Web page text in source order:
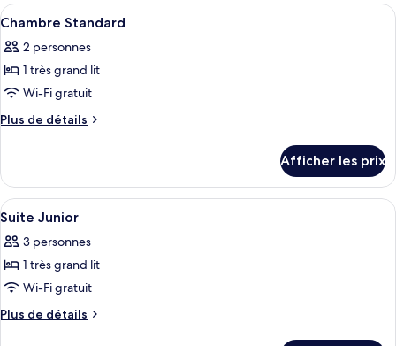
Afficher
toutes
les
photos
pour
ce
chambre :
Chambre
Standard
Une chambre d’hôtel avec un lit,
8
Chambre Standard
2 personnes
1 très grand lit
Wi-Fi gratuit
Plus de détails
Plus
Chambre
Standard
Afficher les prix
Afficher
toutes
les
photos
pour
ce
Une chambre d’hôtel avec un
10
Suite Junior
3 personnes
1 très grand lit
Wi-Fi gratuit
Plus de détails
Plus